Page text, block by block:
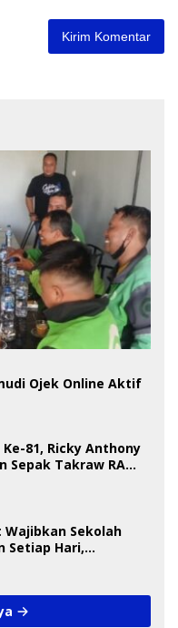
Ojek Online Aktif
Ke-81, Ricky Anthony
Sepak Takraw RA
Sekolah
Setiap Hari,